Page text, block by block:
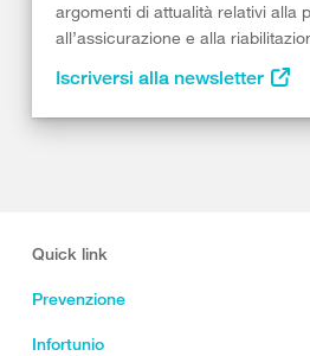
argomenti di attualità relativi alla
all’assicurazione e alla
Iscriversi alla newsletter
Quick link
Prevenzione
Infortunio